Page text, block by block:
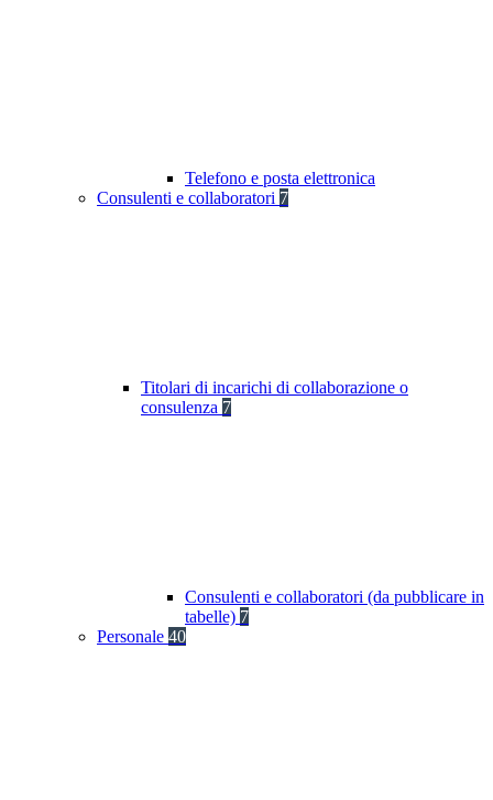
Telefono e posta elettronica
Consulenti e collaboratori 7
Titolari di incarichi di collaborazione o
consulenza 7
Consulenti e collaboratori (da pubblicare in
tabelle) 7
Personale 40